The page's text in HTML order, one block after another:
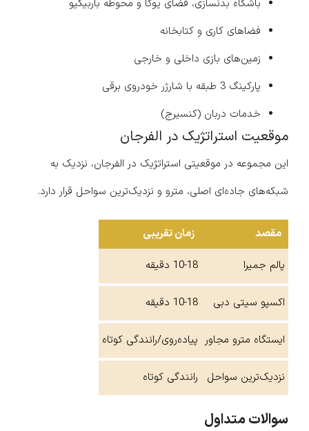
باشگاه بدنسازی، فضای یوگا و محوطه باربیکیو
فضاهای کاری و کتابخانه
زمین‌های بازی داخلی و خارجی
پارکینگ 3 طبقه با شارژر خودروی برقی
خدمات دربان (کنسیرج)
موقعیت استراتژیک در الفرجان
این مجموعه در موقعیتی استراتژیک در الفرجان، نزدیک به
شبکه‌های جاده‌ای اصلی، مترو و نزدیک‌ترین سواحل قرار دارد.
مقصد
زمان تقریبی
پالم جمیرا
10-18 دقیقه
اکسپو سیتی دبی 10-18 دقیقه
ایستگاه مترو مجاور پیاده‌روی/رانندگی کوتاه
نزدیک‌ترین سواحل رانندگی کوتاه
سوالات متداول